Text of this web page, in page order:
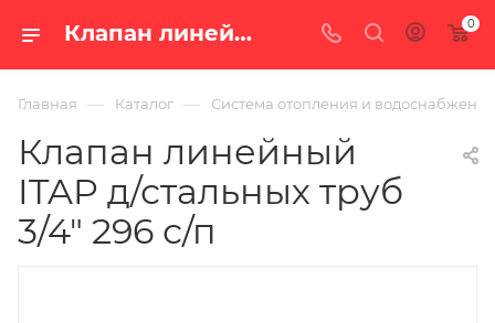
Клапан линейный ITAP д/стальных труб 3/4" 296 с/п — цена в Екатеринбурге, купить в интернет-магазине «100 печей.ру» 0
Главная — Каталог — Система отопления и водоснабжения
Клапан линейный
ITAP д/стальных труб
3/4" 296 с/п